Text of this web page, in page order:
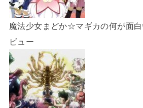
魔法少女まどか☆マギカの何が面白
ビュー